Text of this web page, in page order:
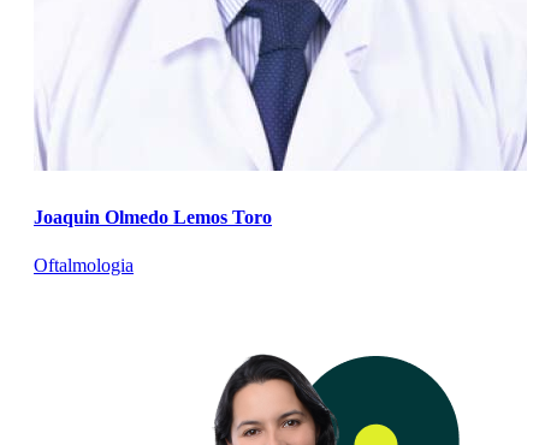
Joaquin Olmedo Lemos Toro
Oftalmologia